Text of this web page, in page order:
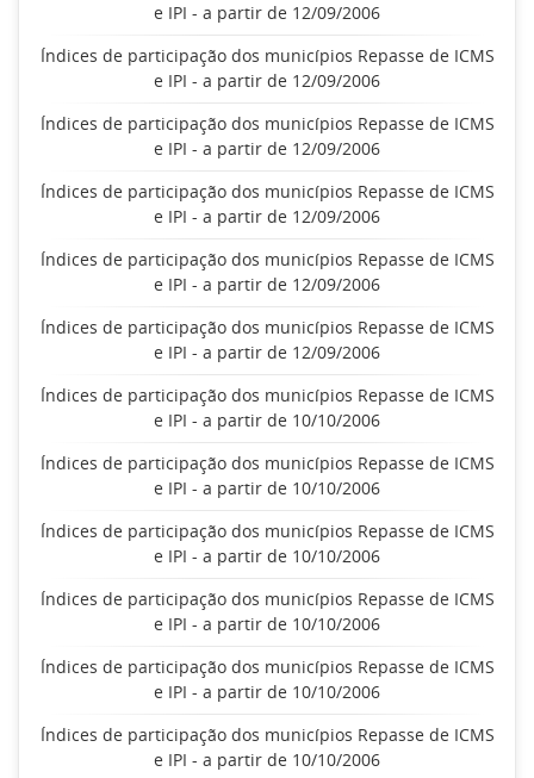
e IPI - a partir de 12/09/2006
Índices de participação dos municípios Repasse de ICMS
e IPI - a partir de 12/09/2006
Índices de participação dos municípios Repasse de ICMS
e IPI - a partir de 12/09/2006
Índices de participação dos municípios Repasse de ICMS
e IPI - a partir de 12/09/2006
Índices de participação dos municípios Repasse de ICMS
e IPI - a partir de 12/09/2006
Índices de participação dos municípios Repasse de ICMS
e IPI - a partir de 12/09/2006
Índices de participação dos municípios Repasse de ICMS
e IPI - a partir de 10/10/2006
Índices de participação dos municípios Repasse de ICMS
e IPI - a partir de 10/10/2006
Índices de participação dos municípios Repasse de ICMS
e IPI - a partir de 10/10/2006
Índices de participação dos municípios Repasse de ICMS
e IPI - a partir de 10/10/2006
Índices de participação dos municípios Repasse de ICMS
e IPI - a partir de 10/10/2006
Índices de participação dos municípios Repasse de ICMS
e IPI - a partir de 10/10/2006